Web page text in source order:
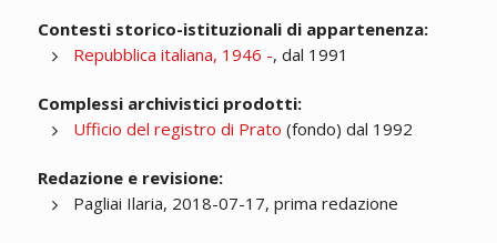
Contesti storico-istituzionali di appartenenza:
Repubblica italiana, 1946 -, dal 1991
Complessi archivistici prodotti:
Ufficio del registro di Prato (fondo) dal 1992
Redazione e revisione:
Pagliai Ilaria, 2018-07-17, prima redazione